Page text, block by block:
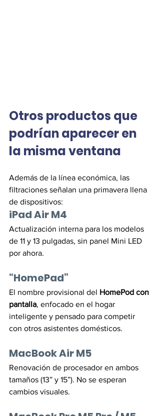
Otros productos que
podrían aparecer en
la misma ventana
Además de la línea económica, las
filtraciones señalan una primavera llena
de dispositivos:
iPad Air M4
Actualización interna para los modelos
de 11 y 13 pulgadas, sin panel Mini LED
por ahora.
“HomePad”
El nombre provisional del HomePod con
pantalla, enfocado en el hogar
inteligente y pensado para competir
con otros asistentes domésticos.
MacBook Air M5
Renovación de procesador en ambos
tamaños (13” y 15”). No se esperan
cambios visuales.